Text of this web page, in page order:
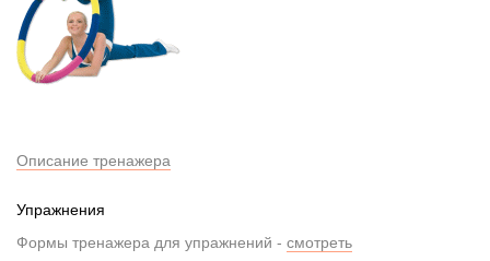
Описание тренажера
Упражнения
Формы тренажера для упражнений - смотреть